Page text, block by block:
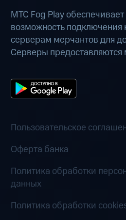
МТС Fog Play
возможность подключения
серверам мерчантов для
Серверы
Пользовательское
Оферта банка
Политика обработки
данных
Политика обработки